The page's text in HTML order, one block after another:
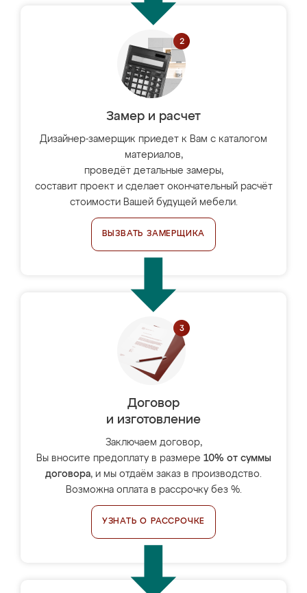
Замер и расчет
Дизайнер-замерщик приедет к Вам с каталогом
материалов,
проведёт детальные замеры,
составит проект и сделает окончательный расчёт
стоимости Вашей будущей мебели.
ВЫЗВАТЬ ЗАМЕРЩИКА
Договор
и изготовление
Заключаем договор,
Вы вносите предоплату в размере 10% от суммы
договора, и мы отдаём заказ в производство.
Возможна оплата в рассрочку без %.
УЗНАТЬ О РАССРОЧКЕ